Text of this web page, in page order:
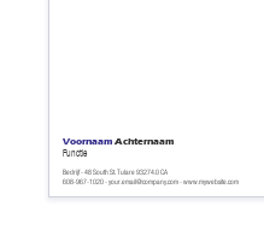
608-967-1020 - your.email@company.com - www.mywebsite.com
Bedrijf - 48 South St. Tulare 93274.0 CA
Functie
Voornaam Achternaam